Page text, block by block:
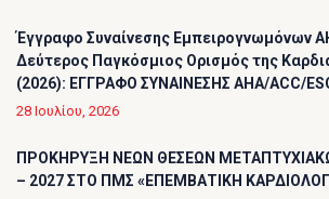
Έγγραφο Συναίνεσης Εμπειρογνωμόνων
Δεύτερος Παγκόσμιος Ορισμός της
(2026): ΕΓΓΡΑΦΟ ΣΥΝΑΙΝΕΣΗΣ AHA/ACC/
28 Ιουλίου, 2026
ΠΡΟΚΗΡΥΞΗ ΝΕΩΝ ΘΕΣΕΩΝ
– 2027 ΣΤΟ ΠΜΣ «ΕΠΕΜΒΑΤΙΚΗ